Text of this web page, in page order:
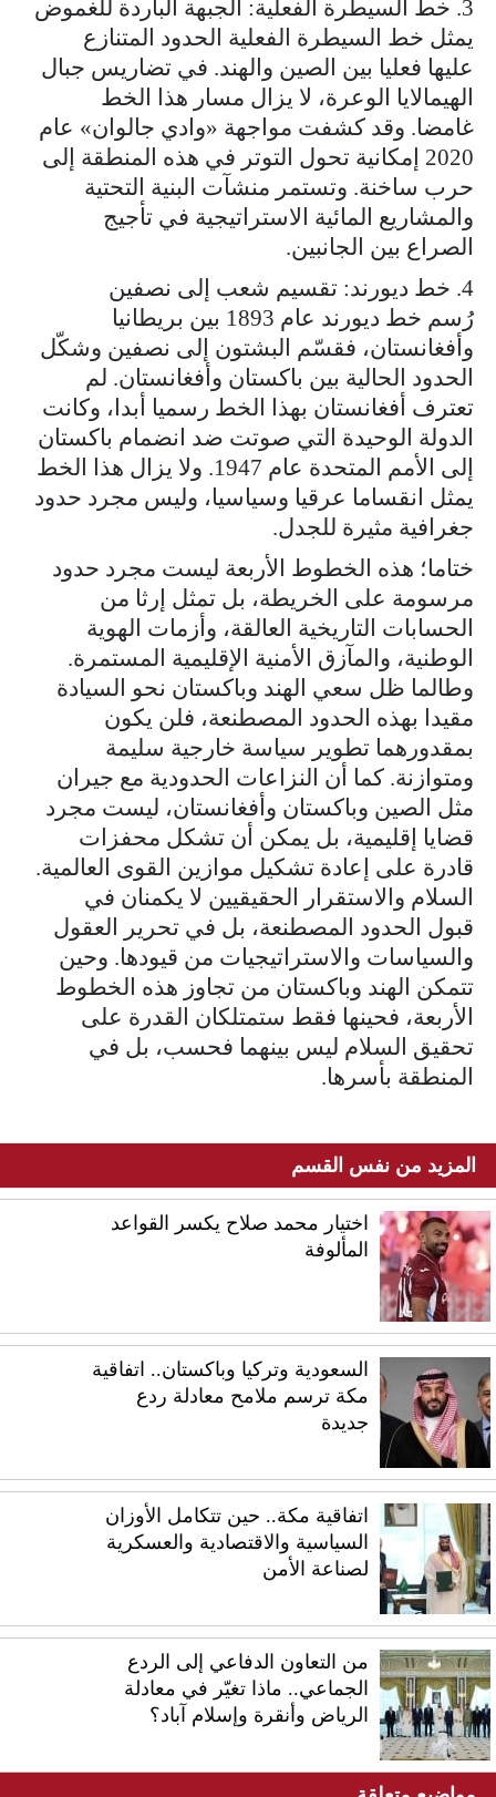
3. خط السيطرة الفعلية: الجبهة الباردة للغموض
يمثل خط السيطرة الفعلية الحدود المتنازع
عليها فعليا بين الصين والهند. في تضاريس جبال
الهيمالايا الوعرة، لا يزال مسار هذا الخط
غامضا. وقد كشفت مواجهة «وادي جالوان» عام
2020 إمكانية تحول التوتر في هذه المنطقة إلى
حرب ساخنة. وتستمر منشآت البنية التحتية
والمشاريع المائية الاستراتيجية في تأجيج
الصراع بين الجانبين.
4. خط ديورند: تقسيم شعب إلى نصفين
رُسم خط ديورند عام 1893 بين بريطانيا
وأفغانستان، فقسّم البشتون إلى نصفين وشكّل
الحدود الحالية بين باكستان وأفغانستان. لم
تعترف أفغانستان بهذا الخط رسميا أبدا، وكانت
الدولة الوحيدة التي صوتت ضد انضمام باكستان
إلى الأمم المتحدة عام 1947. ولا يزال هذا الخط
يمثل انقساما عرقيا وسياسيا، وليس مجرد حدود
جغرافية مثيرة للجدل.
ختاما؛ هذه الخطوط الأربعة ليست مجرد حدود
مرسومة على الخريطة، بل تمثل إرثا من
الحسابات التاريخية العالقة، وأزمات الهوية
الوطنية، والمآزق الأمنية الإقليمية المستمرة.
وطالما ظل سعي الهند وباكستان نحو السيادة
مقيدا بهذه الحدود المصطنعة، فلن يكون
بمقدورهما تطوير سياسة خارجية سليمة
ومتوازنة. كما أن النزاعات الحدودية مع جيران
مثل الصين وباكستان وأفغانستان، ليست مجرد
قضايا إقليمية، بل يمكن أن تشكل محفزات
قادرة على إعادة تشكيل موازين القوى العالمية.
السلام والاستقرار الحقيقيين لا يكمنان في
قبول الحدود المصطنعة، بل في تحرير العقول
والسياسات والاستراتيجيات من قيودها. وحين
تتمكن الهند وباكستان من تجاوز هذه الخطوط
الأربعة، فحينها فقط ستمتلكان القدرة على
تحقيق السلام ليس بينهما فحسب، بل في
المنطقة بأسرها.
المزيد من نفس القسم
اختيار محمد صلاح يكسر القواعد
المألوفة
السعودية وتركيا وباكستان.. اتفاقية
مكة ترسم ملامح معادلة ردع
جديدة
اتفاقية مكة.. حين تتكامل الأوزان
السياسية والاقتصادية والعسكرية
لصناعة الأمن
من التعاون الدفاعي إلى الردع
الجماعي.. ماذا تغيّر في معادلة
الرياض وأنقرة وإسلام آباد؟